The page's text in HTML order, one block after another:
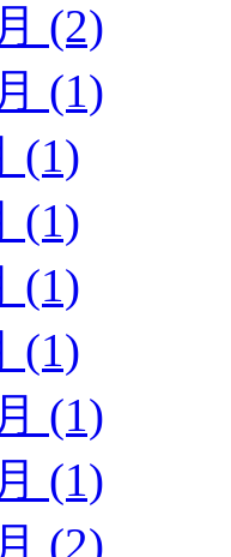
(2)
(1)
(1)
(1)
(1)
(1)
(1)
(1)
(2)